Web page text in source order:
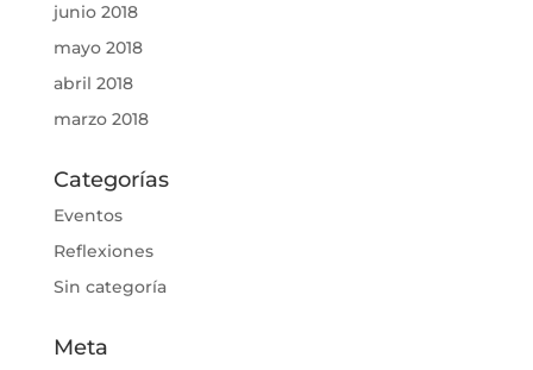
junio 2018
mayo 2018
abril 2018
marzo 2018
Categorías
Eventos
Reflexiones
Sin categoría
Meta